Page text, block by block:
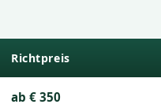
Richtpreis
ab € 350